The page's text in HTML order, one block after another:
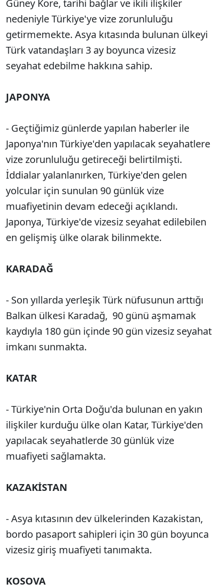
Güney Kore, tarihi bağlar ve ikili ilişkiler
nedeniyle Türkiye'ye vize zorunluluğu
getirmemekte. Asya kıtasında bulunan ülkeyi
Türk vatandaşları 3 ay boyunca vizesiz
seyahat edebilme hakkına sahip.
JAPONYA
- Geçtiğimiz günlerde yapılan haberler ile
Japonya'nın Türkiye'den yapılacak seyahatlere
vize zorunluluğu getireceği belirtilmişti.
İddialar yalanlanırken, Türkiye'den gelen
yolcular için sunulan 90 günlük vize
muafiyetinin devam edeceği açıklandı.
Japonya, Türkiye'de vizesiz seyahat edilebilen
en gelişmiş ülke olarak bilinmekte.
KARADAĞ
- Son yıllarda yerleşik Türk nüfusunun arttığı
Balkan ülkesi Karadağ, 90 günü aşmamak
kaydıyla 180 gün içinde 90 gün vizesiz seyahat
imkanı sunmakta.
KATAR
- Türkiye'nin Orta Doğu'da bulunan en yakın
ilişkiler kurduğu ülke olan Katar, Türkiye'den
yapılacak seyahatlerde 30 günlük vize
muafiyeti sağlamakta.
KAZAKİSTAN
- Asya kıtasının dev ülkelerinden Kazakistan,
bordo pasaport sahipleri için 30 gün boyunca
vizesiz giriş muafiyeti tanımakta.
KOSOVA